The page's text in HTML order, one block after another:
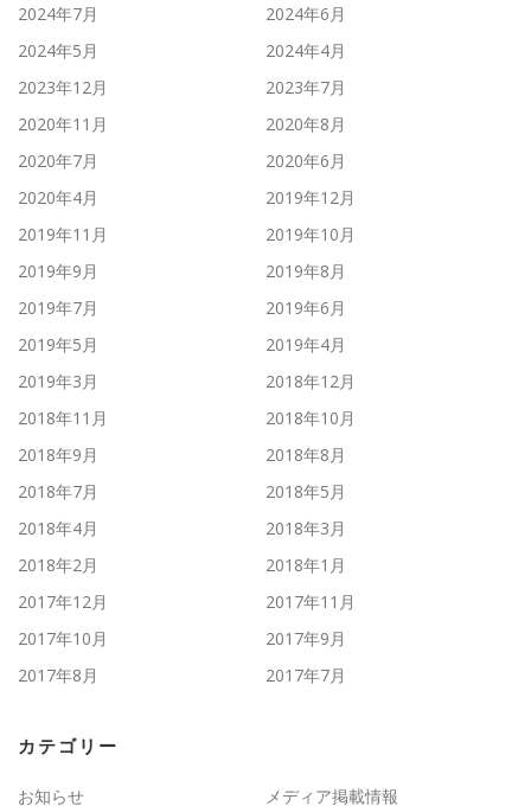
2024年7月
2024年6月
2024年5月
2024年4月
2023年12月
2023年7月
2020年11月
2020年8月
2020年7月
2020年6月
2020年4月
2019年12月
2019年11月
2019年10月
2019年9月
2019年8月
2019年7月
2019年6月
2019年5月
2019年4月
2019年3月
2018年12月
2018年11月
2018年10月
2018年9月
2018年8月
2018年7月
2018年5月
2018年4月
2018年3月
2018年2月
2018年1月
2017年12月
2017年11月
2017年10月
2017年9月
2017年8月
2017年7月
カテゴリー
お知らせ メディア掲載情報